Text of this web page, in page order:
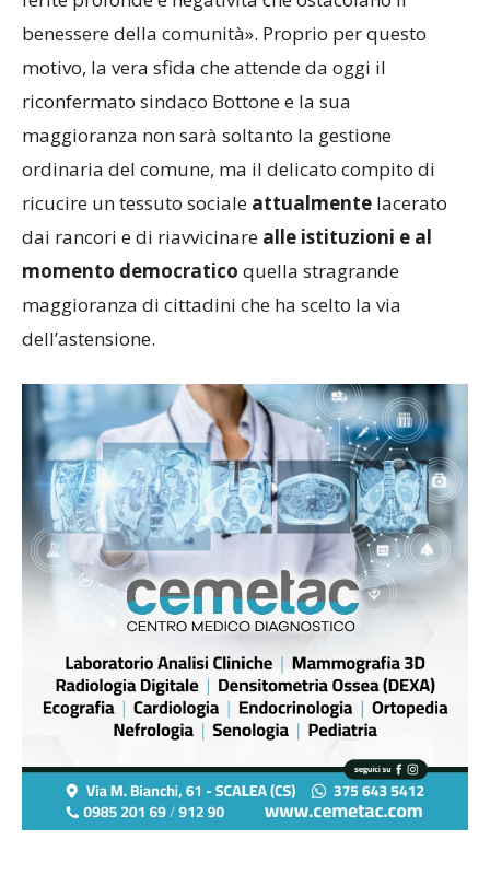
benessere della comunità». Proprio per questo
motivo, la vera sfida che attende da oggi il
riconfermato sindaco Bottone e la sua
maggioranza non sarà soltanto la gestione
ordinaria del comune, ma il delicato compito di
ricucire un tessuto sociale attualmente lacerato
dai rancori e di riavvicinare alle istituzioni e al
momento democratico quella stragrande
maggioranza di cittadini che ha scelto la via
dell’astensione.